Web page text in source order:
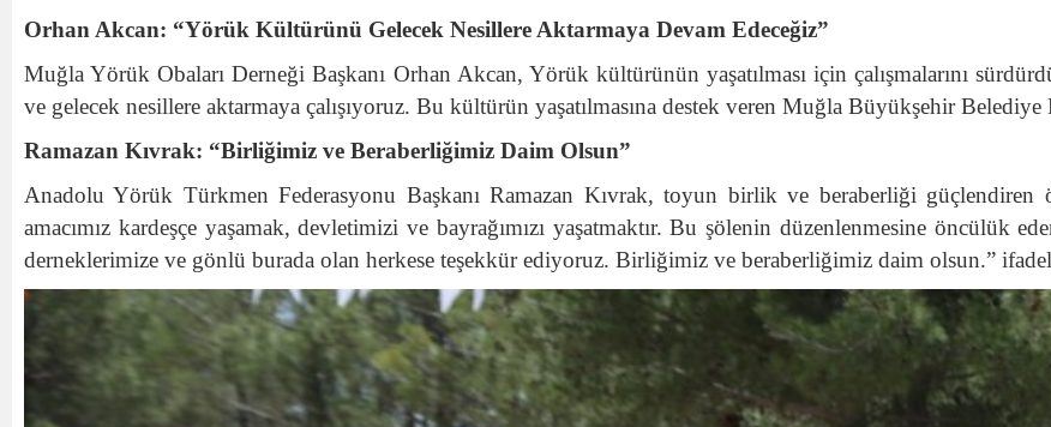
Orhan Akcan: “Yörük Kültürünü Gelecek Nesillere Aktarmaya Devam Edeceğiz”
Muğla Yörük Obaları Derneği Başkanı Orhan Akcan, Yörük kültürünün yaşatılması için çalışmalarını
ve gelecek nesillere aktarmaya çalışıyoruz. Bu kültürün yaşatılmasına destek veren Muğla Büyükşehir
Ramazan Kıvrak: “Birliğimiz ve Beraberliğimiz Daim Olsun”
Anadolu Yörük Türkmen Federasyonu Başkanı Ramazan Kıvrak, toyun birlik ve beraberliği
amacımız kardeşçe yaşamak, devletimizi ve bayrağımızı yaşatmaktır. Bu şölenin düzenlenmesine öncülük
derneklerimize ve gönlü burada olan herkese teşekkür ediyoruz. Birliğimiz ve beraberliğimiz daim olsun.”